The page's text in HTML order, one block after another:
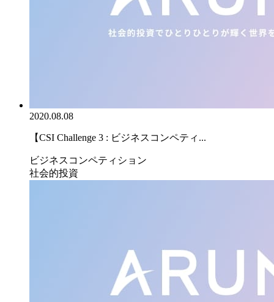
2020.08.08
【CSI Challenge 3 : ビジネスコンペティ...
ビジネスコンペティション
社会的投資